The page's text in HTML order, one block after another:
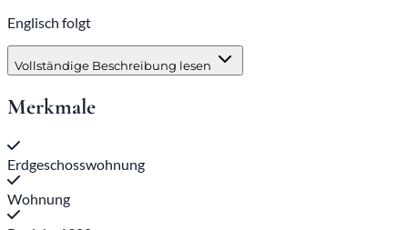
Englisch folgt
Vollständige Beschreibung lesen
Merkmale
Erdgeschosswohnung
Wohnung